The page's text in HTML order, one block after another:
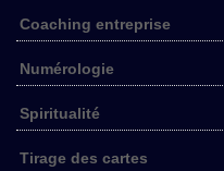
Coaching entreprise
Numérologie
Spiritualité
Tirage des cartes